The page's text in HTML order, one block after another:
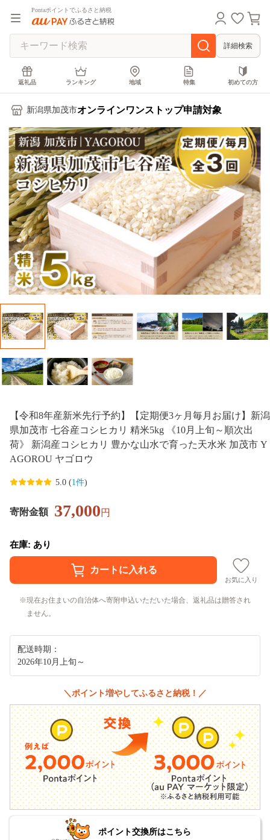
Pontaポイントでふるさと納税
詳細検索
返礼品 ランキング 地域 特集 初めての方
新潟県加茂市オンラインワンストップ申請対象
【令和8年産新米先行予約】【定期便3ヶ月毎月お届け】新潟
県加茂市 七谷産コシヒカリ 精米5kg 《10月上旬～順次出
荷》 新潟産コシヒカリ 豊かな山水で育った天水米 加茂市 Y
AGOROU ヤゴロウ
5.0 (1件)
寄附金額 37,000円
在庫: あり
お気に入り
現在お住まいの自治体へ寄附申込いただいた場合、返礼品は贈答され
ません。
配送時期：
2026年10月上旬～
＼ポイント増やしてふるさと納税！／
ポイント交換所はこちら